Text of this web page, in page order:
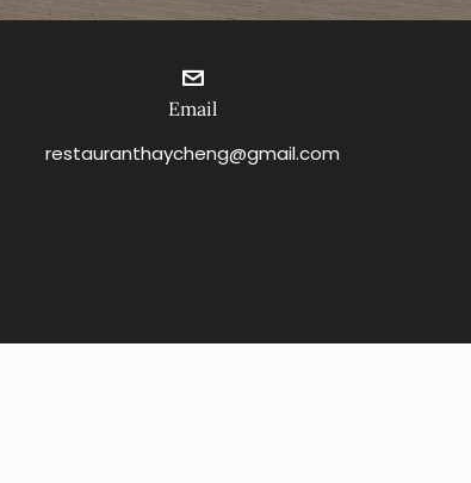
Email
restauranthaycheng@gmail.com